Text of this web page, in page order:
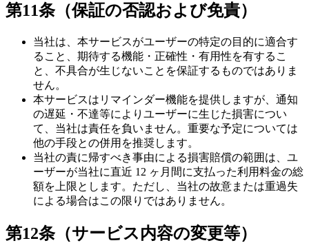
第11条（保証の否認および免責）
当社は、本サービスがユーザーの特定の目的に適合す
ること、期待する機能・正確性・有用性を有するこ
と、不具合が生じないことを保証するものではありま
せん。
本サービスはリマインダー機能を提供しますが、通知
の遅延・不達等によりユーザーに生じた損害につい
て、当社は責任を負いません。重要な予定については
他の手段との併用を推奨します。
当社の責に帰すべき事由による損害賠償の範囲は、ユ
ーザーが当社に直近 12 ヶ月間に支払った利用料金の総
額を上限とします。ただし、当社の故意または重過失
による場合はこの限りではありません。
第12条（サービス内容の変更等）